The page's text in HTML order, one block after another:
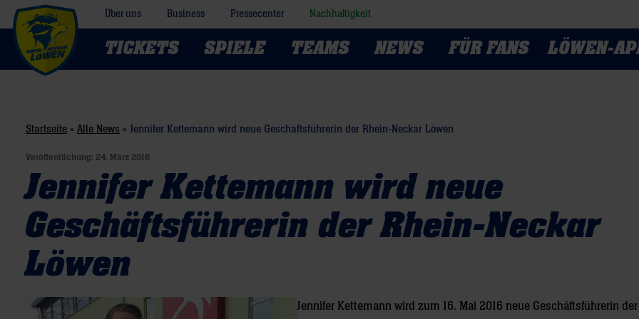
Über uns Business Pressecenter Nachhaltigkeit
TICKETS SPIELE TEAMS NEWS FÜR FANS LÖWEN-
Startseite » Alle News » Jennifer Kettemann wird neue Geschäftsführerin der Rhein-Neckar Löwen
Veröffentlichung: 24. März 2016
Jennifer Kettemann wird neue
Geschäftsführerin der Rhein-Neckar
Löwen
Jennifer Kettemann wird zum 16. Mai 2016 neue Geschäftsführerin